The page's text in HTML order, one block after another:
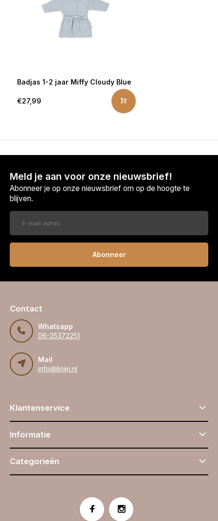
Badjas 1-2 jaar Miffy Cloudy Blue
€27,99
Meld je aan voor onze nieuwsbrief!
Abonneer je op onze nieuwsbrief om op de hoogte te
blijven.
Abonneer
Contact
Whatsapp
06-25372251
Mail
info@linijn.nl
Klantenservice
Informatie
Categorieën